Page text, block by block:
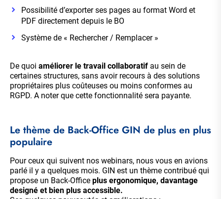
Possibilité d’exporter ses pages au format Word et
PDF directement depuis le BO
Système de « Rechercher / Remplacer »
De quoi améliorer le travail collaboratif au sein de
certaines structures, sans avoir recours à des solutions
propriétaires plus coûteuses ou moins conformes au
RGPD. A noter que cette fonctionnalité sera payante.
Le thème de Back-Office GIN de plus en plus
populaire
Pour ceux qui suivent nos webinars, nous vous en avions
parlé il y a quelques mois. GIN est un thème contribué qui
propose un Back-Office plus ergonomique, davantage
designé et bien plus accessible.